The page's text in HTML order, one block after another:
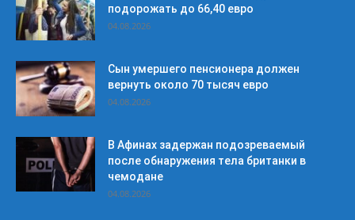
подорожать до 66,40 евро
04.08.2026
Сын умершего пенсионера должен
вернуть около 70 тысяч евро
04.08.2026
В Афинах задержан подозреваемый
после обнаружения тела британки в
чемодане
04.08.2026